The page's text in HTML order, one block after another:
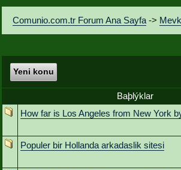
Comunio.com.tr Forum Ana Sayfa ->
Yeni konu
Baþlýklar
How far is Los Angeles from New York
Populer bir Hollanda arkadaslik sitesi